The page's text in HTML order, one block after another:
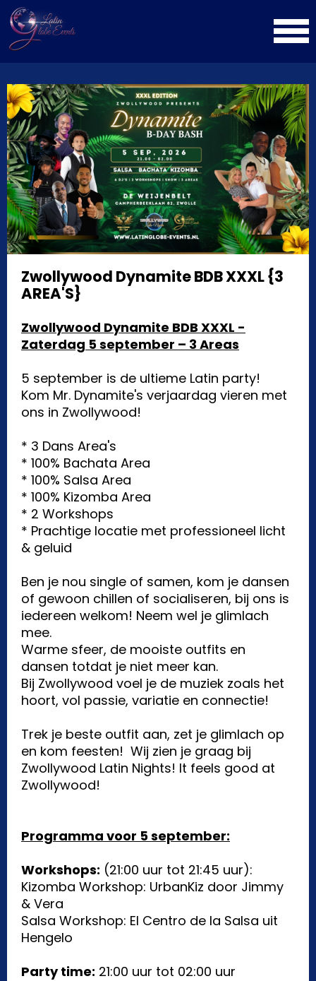
Zwollywood Dynamite BDB XXXL {3
AREA'S}
Zwollywood Dynamite BDB XXXL -
Zaterdag 5 september – 3 Areas
5 september is de ultieme Latin party!
Kom Mr. Dynamite's verjaardag vieren met
ons in Zwollywood!
* 3 Dans Area's
* 100% Bachata Area
* 100% Salsa Area
* 100% Kizomba Area
* 2 Workshops
* Prachtige locatie met professioneel licht
& geluid
Ben je nou single of samen, kom je dansen
of gewoon chillen of socialiseren, bij ons is
iedereen welkom! Neem wel je glimlach
mee.
Warme sfeer, de mooiste outfits en
dansen totdat je niet meer kan.
Bij Zwollywood voel je de muziek zoals het
hoort, vol passie, variatie en connectie!
Trek je beste outfit aan, zet je glimlach op
en kom feesten! Wij zien je graag bij
Zwollywood Latin Nights! It feels good at
Zwollywood!
Programma voor 5 september:
Workshops: (21:00 uur tot 21:45 uur):
Kizomba Workshop: UrbanKiz door Jimmy
& Vera
Salsa Workshop: El Centro de la Salsa uit
Hengelo
Party time: 21:00 uur tot 02:00 uur